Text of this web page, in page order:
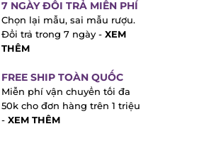
7 NGÀY ĐỔI TRẢ MIỄN PHÍ
Chọn lại mẫu, sai mẫu rượu.
Đổi trả trong 7 ngày -XEM
THÊM
FREE SHIP TOÀN QUỐC
Miễn phí vận chuyển tối đa
50k cho đơn hàng trên 1 triệu
XEM THÊM